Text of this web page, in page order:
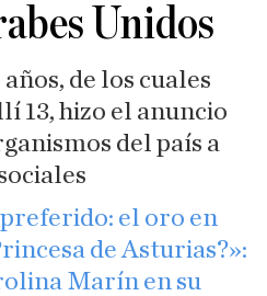
Unidos
de los cuales
13, hizo el anuncio
del país a
el oro en
de Asturias?»:
Marín en su